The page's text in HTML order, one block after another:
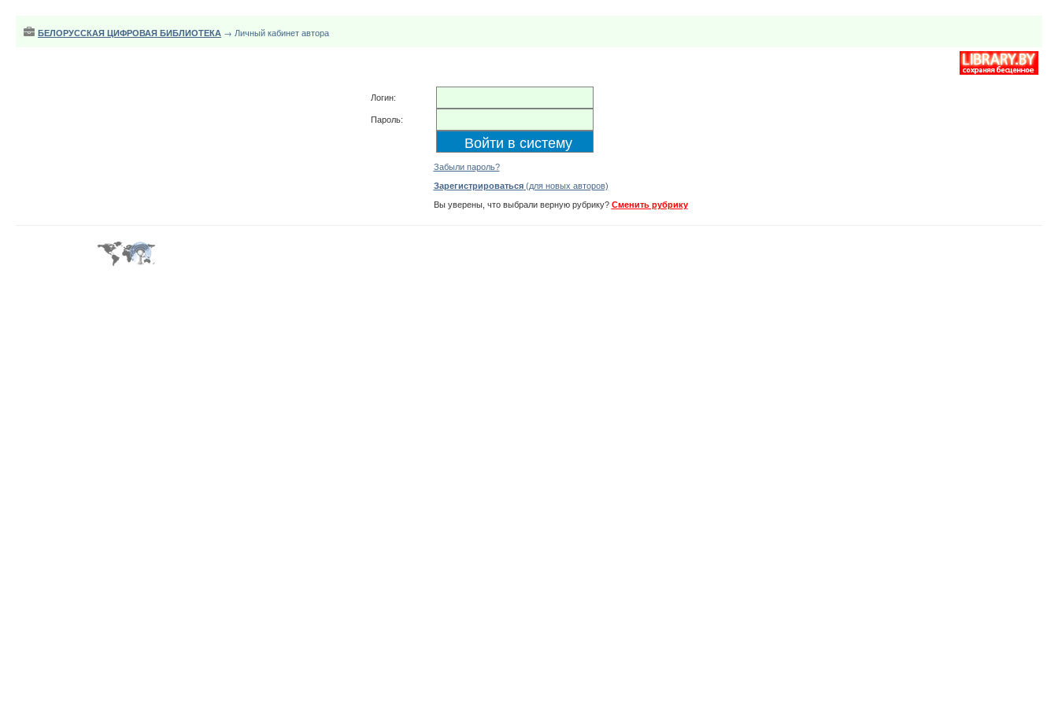
БЕЛОРУССКАЯ ЦИФРОВАЯ БИБЛИОТЕКА → Личный кабинет автора
Логин:
Пароль:
Забыли пароль?
Зарегистрироваться(для новых авторов)
Вы уверены, что выбрали верную рубрику? Сменить рубрику